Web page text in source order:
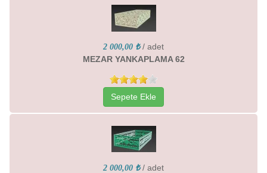
2 000,00 ₺ / adet
MEZAR YANKAPLAMA 62
Sepete Ekle
2 000,00 ₺ / adet